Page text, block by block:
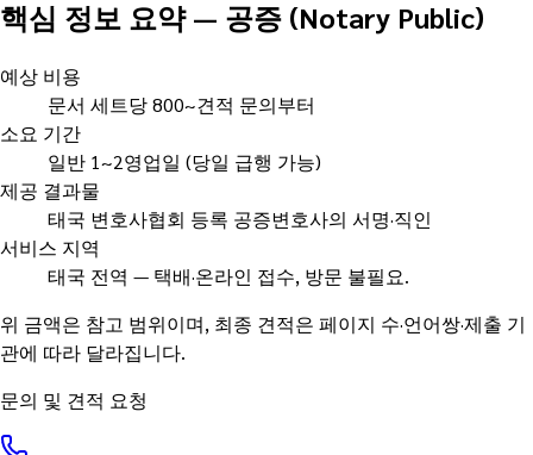
핵심 정보 요약— 공증 (Notary Public)
예상 비용
문서 세트당 800~견적 문의부터
소요 기간
일반 1~2영업일 (당일 급행 가능)
제공 결과물
태국 변호사협회 등록 공증변호사의 서명·직인
서비스 지역
태국 전역 — 택배·온라인 접수, 방문 불필요.
위 금액은 참고 범위이며, 최종 견적은 페이지 수·언어쌍·제출 기
관에 따라 달라집니다.
문의 및 견적 요청